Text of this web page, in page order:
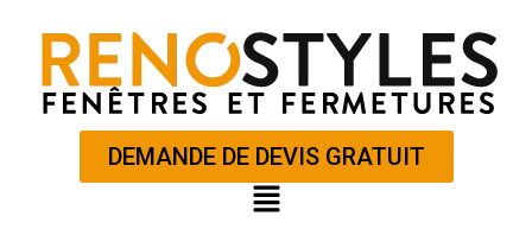
contenu
DEMANDE DE DEVIS GRATUIT
Main